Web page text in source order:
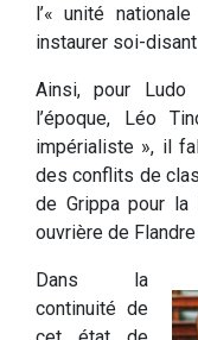
l’« unité
instaurer soi-
Ainsi, pour
l’époque, Léo
impérialiste », il
des conflits de
de Grippa pour la
ouvrière de
Dans la
continuité de